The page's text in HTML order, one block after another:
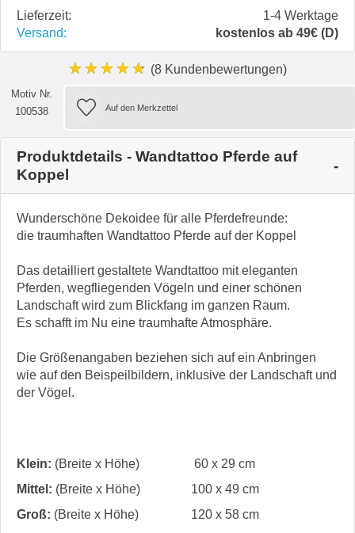
Lieferzeit:
1-4 Werktage
Versand:
kostenlos ab 49€ (D)
★★★★★ (8 Kundenbewertungen)
Motiv Nr.
100538
Produktdetails - Wandtattoo Pferde auf
Koppel
Wunderschöne Dekoidee für alle Pferdefreunde:
die traumhaften Wandtattoo Pferde auf der Koppel
Das detailliert gestaltete Wandtattoo mit eleganten
Pferden, wegfliegenden Vögeln und einer schönen
Landschaft wird zum Blickfang im ganzen Raum.
Es schafft im Nu eine traumhafte Atmosphäre.
Die Größenangaben beziehen sich auf ein Anbringen
wie auf den Beispeilbildern, inklusive der Landschaft und
der Vögel.
Klein: (Breite x Höhe)
60 x 29 cm
Mittel: (Breite x Höhe)
100 x 49 cm
Groß: (Breite x Höhe) 120 x 58 cm